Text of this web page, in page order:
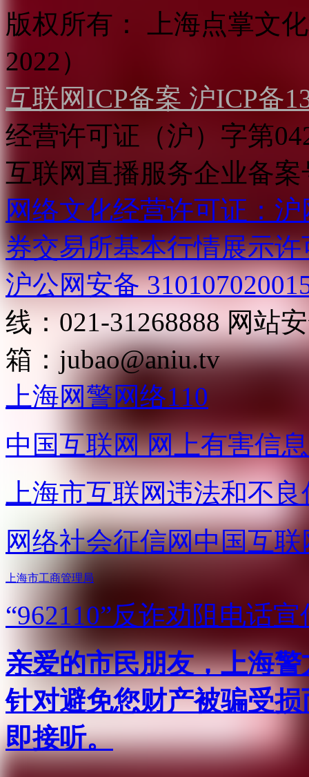
版权所有：
上海点掌文
2022）
互联网ICP备案 沪ICP备
经营许可证（沪）字第
互联网直播服务企业备案
网络文化经营许可证：
券交易所基本行情展示许
沪公网安备
线：021-31268888 网站
箱： jubao@aniu.tv
上海网警网络110
中国互联网 网上有害信
上海市互联网违法和不
网络社会征信网中国互
上海市工商管理局
“962110”反诈劝阻电话宣
亲爱的市民朋友，上海
针对避免您财产被骗受
即接听。